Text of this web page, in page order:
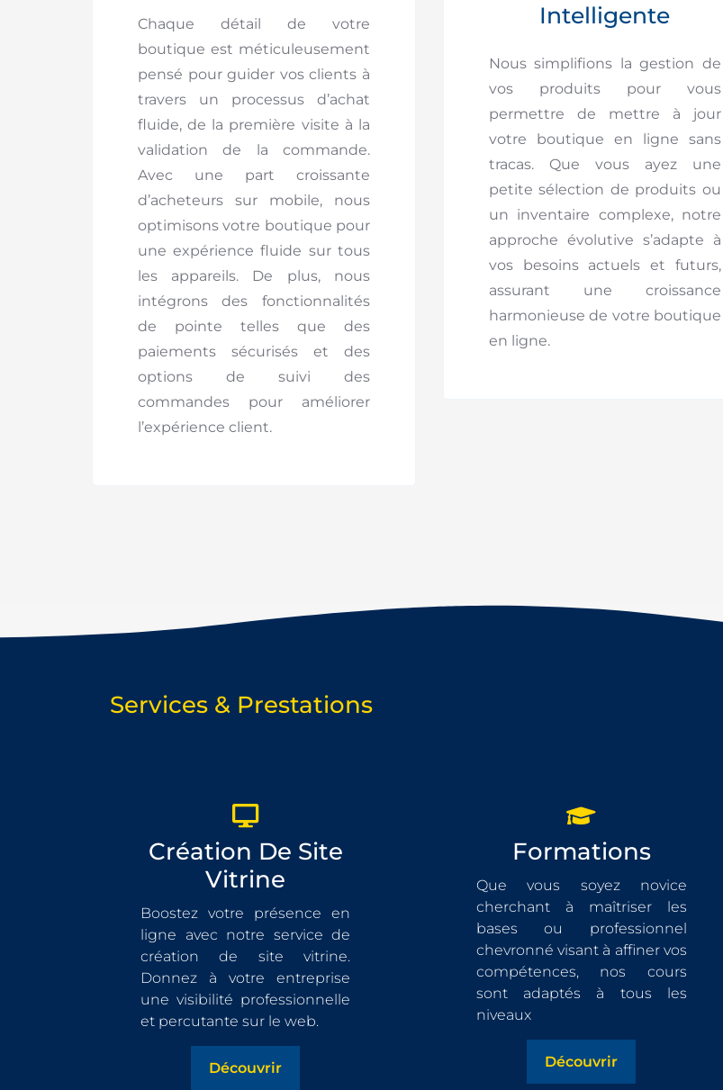
Chaque détail de votre
boutique est méticuleusement
pensé pour guider vos clients à
travers un processus d’achat
fluide, de la première visite à la
validation de la commande.
Avec une part croissante
d’acheteurs sur mobile, nous
optimisons votre boutique pour
une expérience fluide sur tous
les appareils. De plus, nous
intégrons des fonctionnalités
de pointe telles que des
paiements sécurisés et des
options de suivi des
commandes pour améliorer
l’expérience client.
Intelligente
Nous simplifions la gestion de
vos produits pour vous
permettre de mettre à jour
votre boutique en ligne sans
tracas. Que vous ayez une
petite sélection de produits ou
un inventaire complexe, notre
approche évolutive s’adapte à
vos besoins actuels et futurs,
assurant une croissance
harmonieuse de votre boutique
en ligne.
Services & Prestations
Création De Site
Vitrine
Boostez votre présence en
ligne avec notre service de
création de site vitrine.
Donnez à votre entreprise
une visibilité professionnelle
et percutante sur le web.
Découvrir
Formations
Que vous soyez novice
cherchant à maîtriser les
bases ou professionnel
chevronné visant à affiner vos
compétences, nos cours
sont adaptés à tous les
niveaux
Découvrir